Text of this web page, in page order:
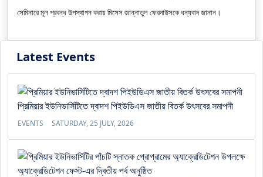
সেমিনারে মূল প্রবন্ধ উপস্থাপন করায় মিসেস জান্নাতুল ফেরদাউসকে ধন্যবাদ জানান।
Latest Events
প্রিমিয়ার ইউনিভার্সিটিতে দ্বাদশ পিইউডিএস জাতীয় বিতর্ক উৎসবের সমাপনী
EVENTS SATURDAY, 25 JULY, 2026